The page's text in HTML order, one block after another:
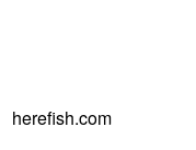
herefish.com